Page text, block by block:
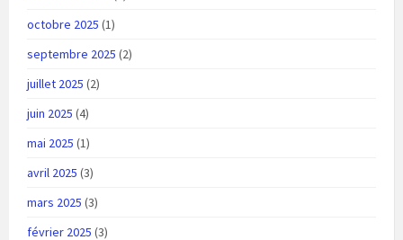
octobre 2025 (1)
septembre 2025 (2)
juillet 2025 (2)
juin 2025 (4)
mai 2025 (1)
avril 2025 (3)
mars 2025 (3)
février 2025 (3)